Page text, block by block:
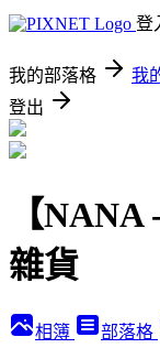
登
我的部落格 我
登出
【
雜貨
相簿 部落格